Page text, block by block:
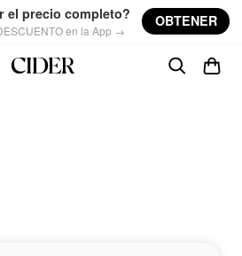
el precio completo?
en la App →
OBTENER